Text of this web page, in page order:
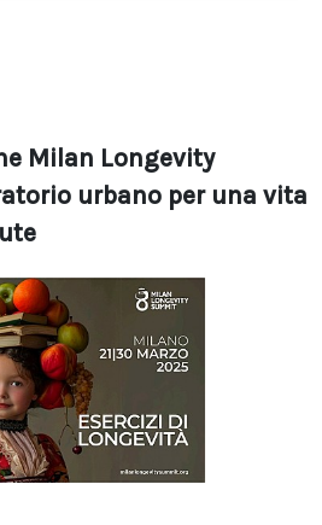
Milan Longevity
urbano per una vita